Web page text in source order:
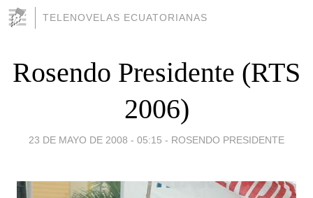
TELENOVELAS ECUATORIANAS
Rosendo Presidente (RTS
2006)
23 DE MAYO DE 2008 - 05:15 - ROSENDO PRESIDENTE